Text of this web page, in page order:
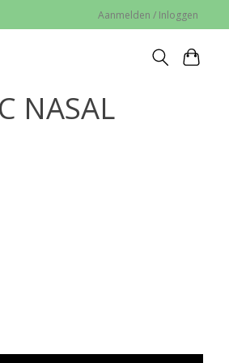
Aanmelden / Inloggen
NASAL